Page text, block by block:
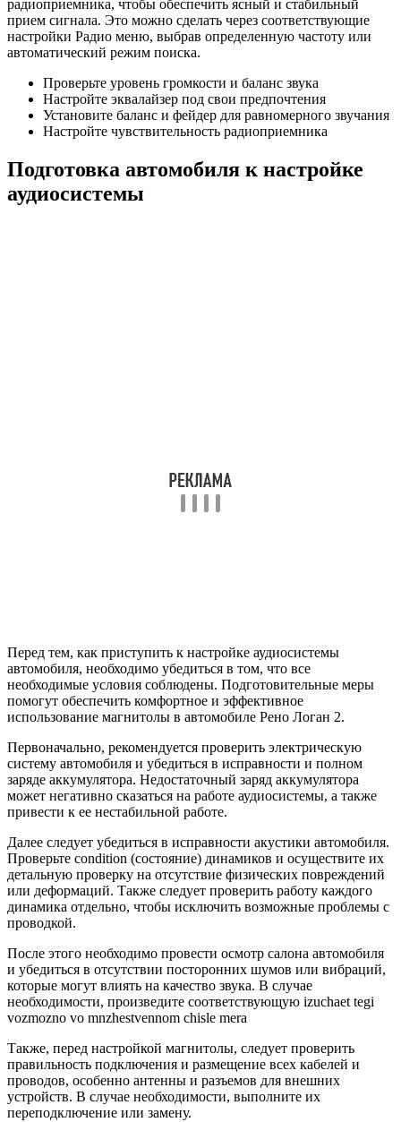
радиоприемника, чтобы обеспечить ясный и стабильный
прием сигнала. Это можно сделать через соответствующие
настройки Радио меню, выбрав определенную частоту или
автоматический режим поиска.
Проверьте уровень громкости и баланс звука
Настройте эквалайзер под свои предпочтения
Установите баланс и фейдер для равномерного звучания
Настройте чувствительность радиоприемника
Подготовка автомобиля к настройке
аудиосистемы
Перед тем, как приступить к настройке аудиосистемы
автомобиля, необходимо убедиться в том, что все
необходимые условия соблюдены. Подготовительные меры
помогут обеспечить комфортное и эффективное
использование магнитолы в автомобиле Рено Логан 2.
Первоначально, рекомендуется проверить электрическую
систему автомобиля и убедиться в исправности и полном
заряде аккумулятора. Недостаточный заряд аккумулятора
может негативно сказаться на работе аудиосистемы, а также
привести к ее нестабильной работе.
Далее следует убедиться в исправности акустики автомобиля.
Проверьте condition (состояние) динамиков и осуществите их
детальную проверку на отсутствие физических повреждений
или деформаций. Также следует проверить работу каждого
динамика отдельно, чтобы исключить возможные проблемы с
проводкой.
После этого необходимо провести осмотр салона автомобиля
и убедиться в отсутствии посторонних шумов или вибраций,
которые могут влиять на качество звука. В случае
необходимости, произведите соответствующую izuchaet tegi
vozmozno vo mnzhestvennom chisle mera
Также, перед настройкой магнитолы, следует проверить
правильность подключения и размещение всех кабелей и
проводов, особенно антенны и разъемов для внешних
устройств. В случае необходимости, выполните их
переподключение или замену.